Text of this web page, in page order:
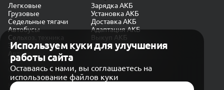
Используем куки для улучшения
работы сайта
Оставаясь с нами, вы соглашаетесь на
использование файлов куки
Легковые
Грузовые
Седельные тягачи
Автобусы
Сельхоз. техника
Экскаваторы
Автокраны
Зарядка АКБ
Установка АКБ
Доставка АКБ
Адаптация АКБ
Выкуп АКБ
Проверка генератора
Политика конфиденциальности
Обработка персональных данных
Согласие на обработку в «Яндекс.Метрика»
Карта сайта